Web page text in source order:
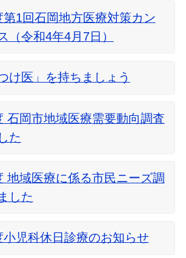
第1回石岡地方医療対策カン
（令和4年4月7日）
け医」を持ちましょう
石岡市地域医療需要動向調査
た
地域医療に係る市民ニーズ調
した
小児科休日診療のお知らせ